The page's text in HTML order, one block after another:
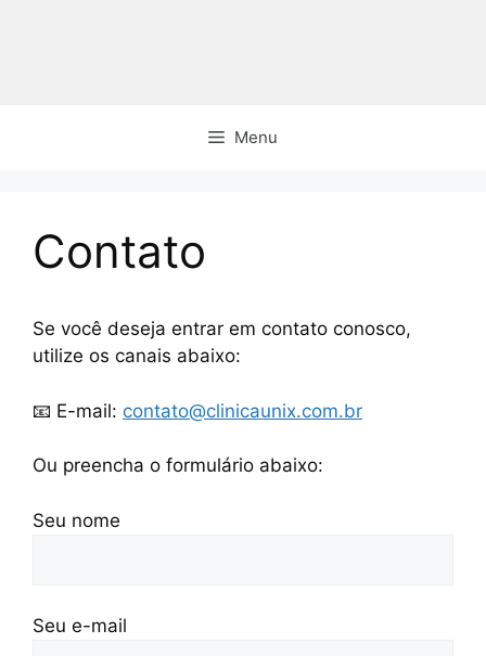
Menu
Contato
Se você deseja entrar em contato conosco,
utilize os canais abaixo:
📧 E-mail: contato@clinicaunix.com.br
Ou preencha o formulário abaixo:
Seu nome
Seu e-mail